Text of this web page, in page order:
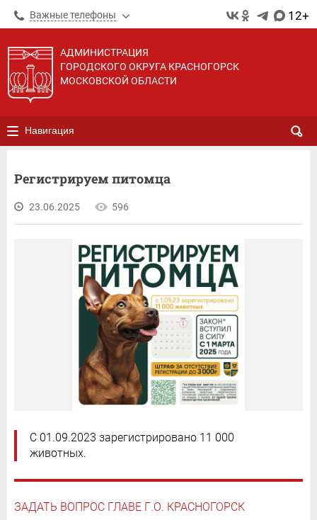
Важные телефоны 12+
АДМИНИСТРАЦИЯ
ГОРОДСКОГО ОКРУГА КРАСНОГОРСК
МОСКОВСКОЙ ОБЛАСТИ
Навигация
Регистрируем питомца
23.06.2025 596
С 01.09.2023 зарегистрировано 11 000
животных.
ЗАДАТЬ ВОПРОС ГЛАВЕ Г.О. КРАСНОГОРСК